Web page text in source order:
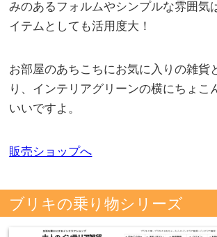
みのあるフォルムやシンプルな雰囲気
イテムとしても活用度大！
お部屋のあちこちにお気に入りの雑貨
り、インテリアグリーンの横にちょこ
いいですよ。
販売ショップへ
ブリキの乗り物シリーズ